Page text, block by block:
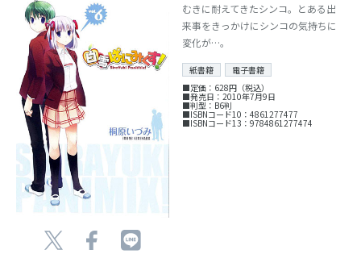
むきに耐えてきたシンコ。とある出
来事をきっかけにシンコの気持ちに
変化が…。
紙書籍
電子書籍
■定価：628円（税込）
■発売日：2010年7月9日
■判型：B6判
■ISBNコード10：4861277477
■ISBNコード13：9784861277474